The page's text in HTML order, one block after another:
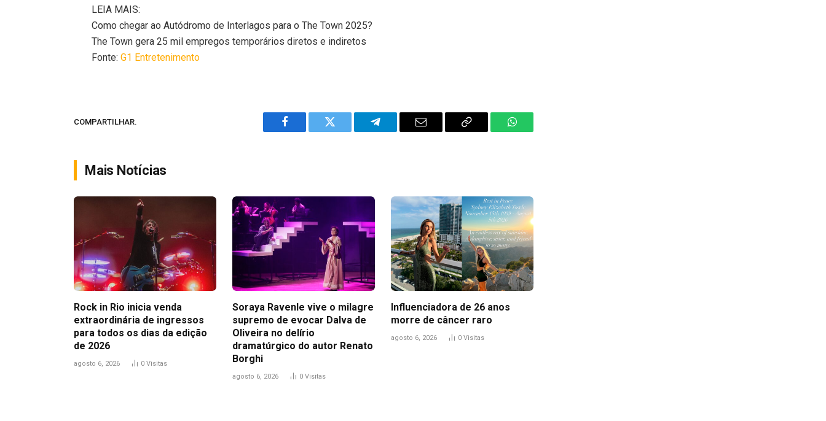
LEIA MAIS:
Como chegar ao Autódromo de Interlagos para o The Town 2025?
The Town gera 25 mil empregos temporários diretos e indiretos
Fonte:G1 Entretenimento
COMPARTILHAR.
Facebook Twitter Telegram Email
Copy
WhatsApp
Mais Notícias
Rock in Rio inicia venda
extraordinária de ingressos
para todos os dias da edição
de 2026
agosto 6, 2026 0 Visitas
Soraya Ravenle vive o milagre
supremo de evocar Dalva de
Oliveira no delírio
dramatúrgico do autor Renato
Borghi
agosto 6, 2026 0 Visitas
Influenciadora de 26 anos
morre de câncer raro
agosto 6, 2026 0 Visitas